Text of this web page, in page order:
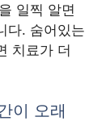
일찍 알면
다. 숨어있는
치료가 더
이 오래